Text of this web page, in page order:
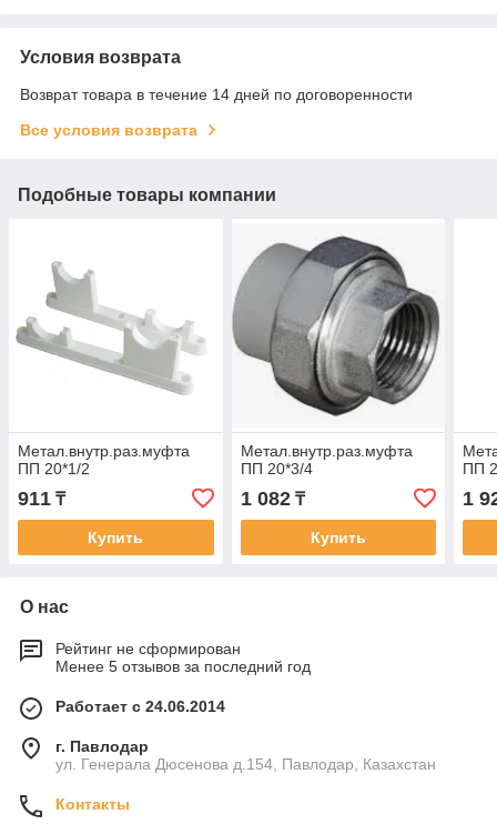
Условия возврата
Возврат товара в течение 14 дней по договоренности
Все условия возврата
Подобные товары компании
Метал.внутр.раз.муфта
ПП 20*1/2
911 ₸
Купить
Метал.внутр.раз.муфта
ПП 20*3/4
1 082₸
Купить
ПП
1
О нас
Рейтинг не сформирован
Менее 5 отзывов за последний год
Работает с 24.06.2014
г. Павлодар
ул. Генерала Дюсенова д.154, Павлодар, Казахстан
Контакты